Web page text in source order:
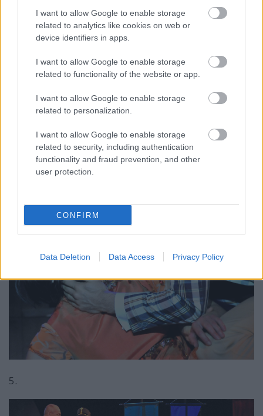
I want to allow Google to enable storage
related to analytics like cookies on web or
device identifiers in apps.
I want to allow Google to enable storage
related to functionality of the website or app.
I want to allow Google to enable storage
related to personalization.
I want to allow Google to enable storage
related to security, including authentication
functionality and fraud prevention, and other
user protection.
CONFIRM
Data Deletion Data Access Privacy Policy
5.